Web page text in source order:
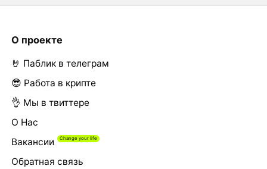
О проекте
🤘 Паблик в телеграм
😎 Работа в крипте
👌 Мы в твиттере
О Нас
Вакансии
Обратная связь